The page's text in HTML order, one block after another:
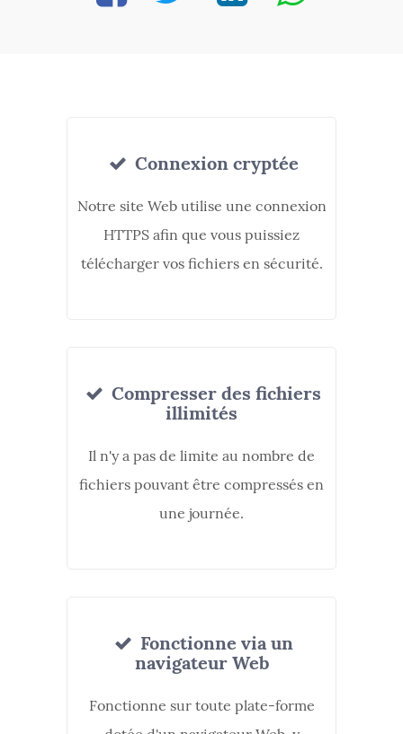
Connexion cryptée
Notre site Web utilise une connexion
HTTPS afin que vous puissiez
télécharger vos fichiers en sécurité.
Compresser des fichiers
illimités
Il n'y a pas de limite au nombre de
fichiers pouvant être compressés en
une journée.
Fonctionne via un
navigateur Web
Fonctionne sur toute plate-forme